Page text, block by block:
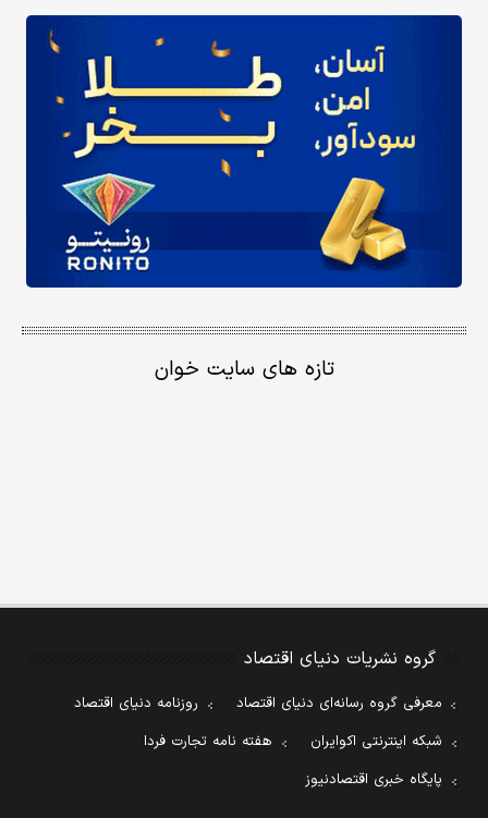
تازه های سایت خوان
گروه نشریات دنیای اقتصاد
معرفی گروه رسانه‌ای دنیای اقتصاد
روزنامه دنیای اقتصاد
شبکه اینترنتی اکوایران
هفته نامه تجارت فردا
پایگاه خبری اقتصادنیوز